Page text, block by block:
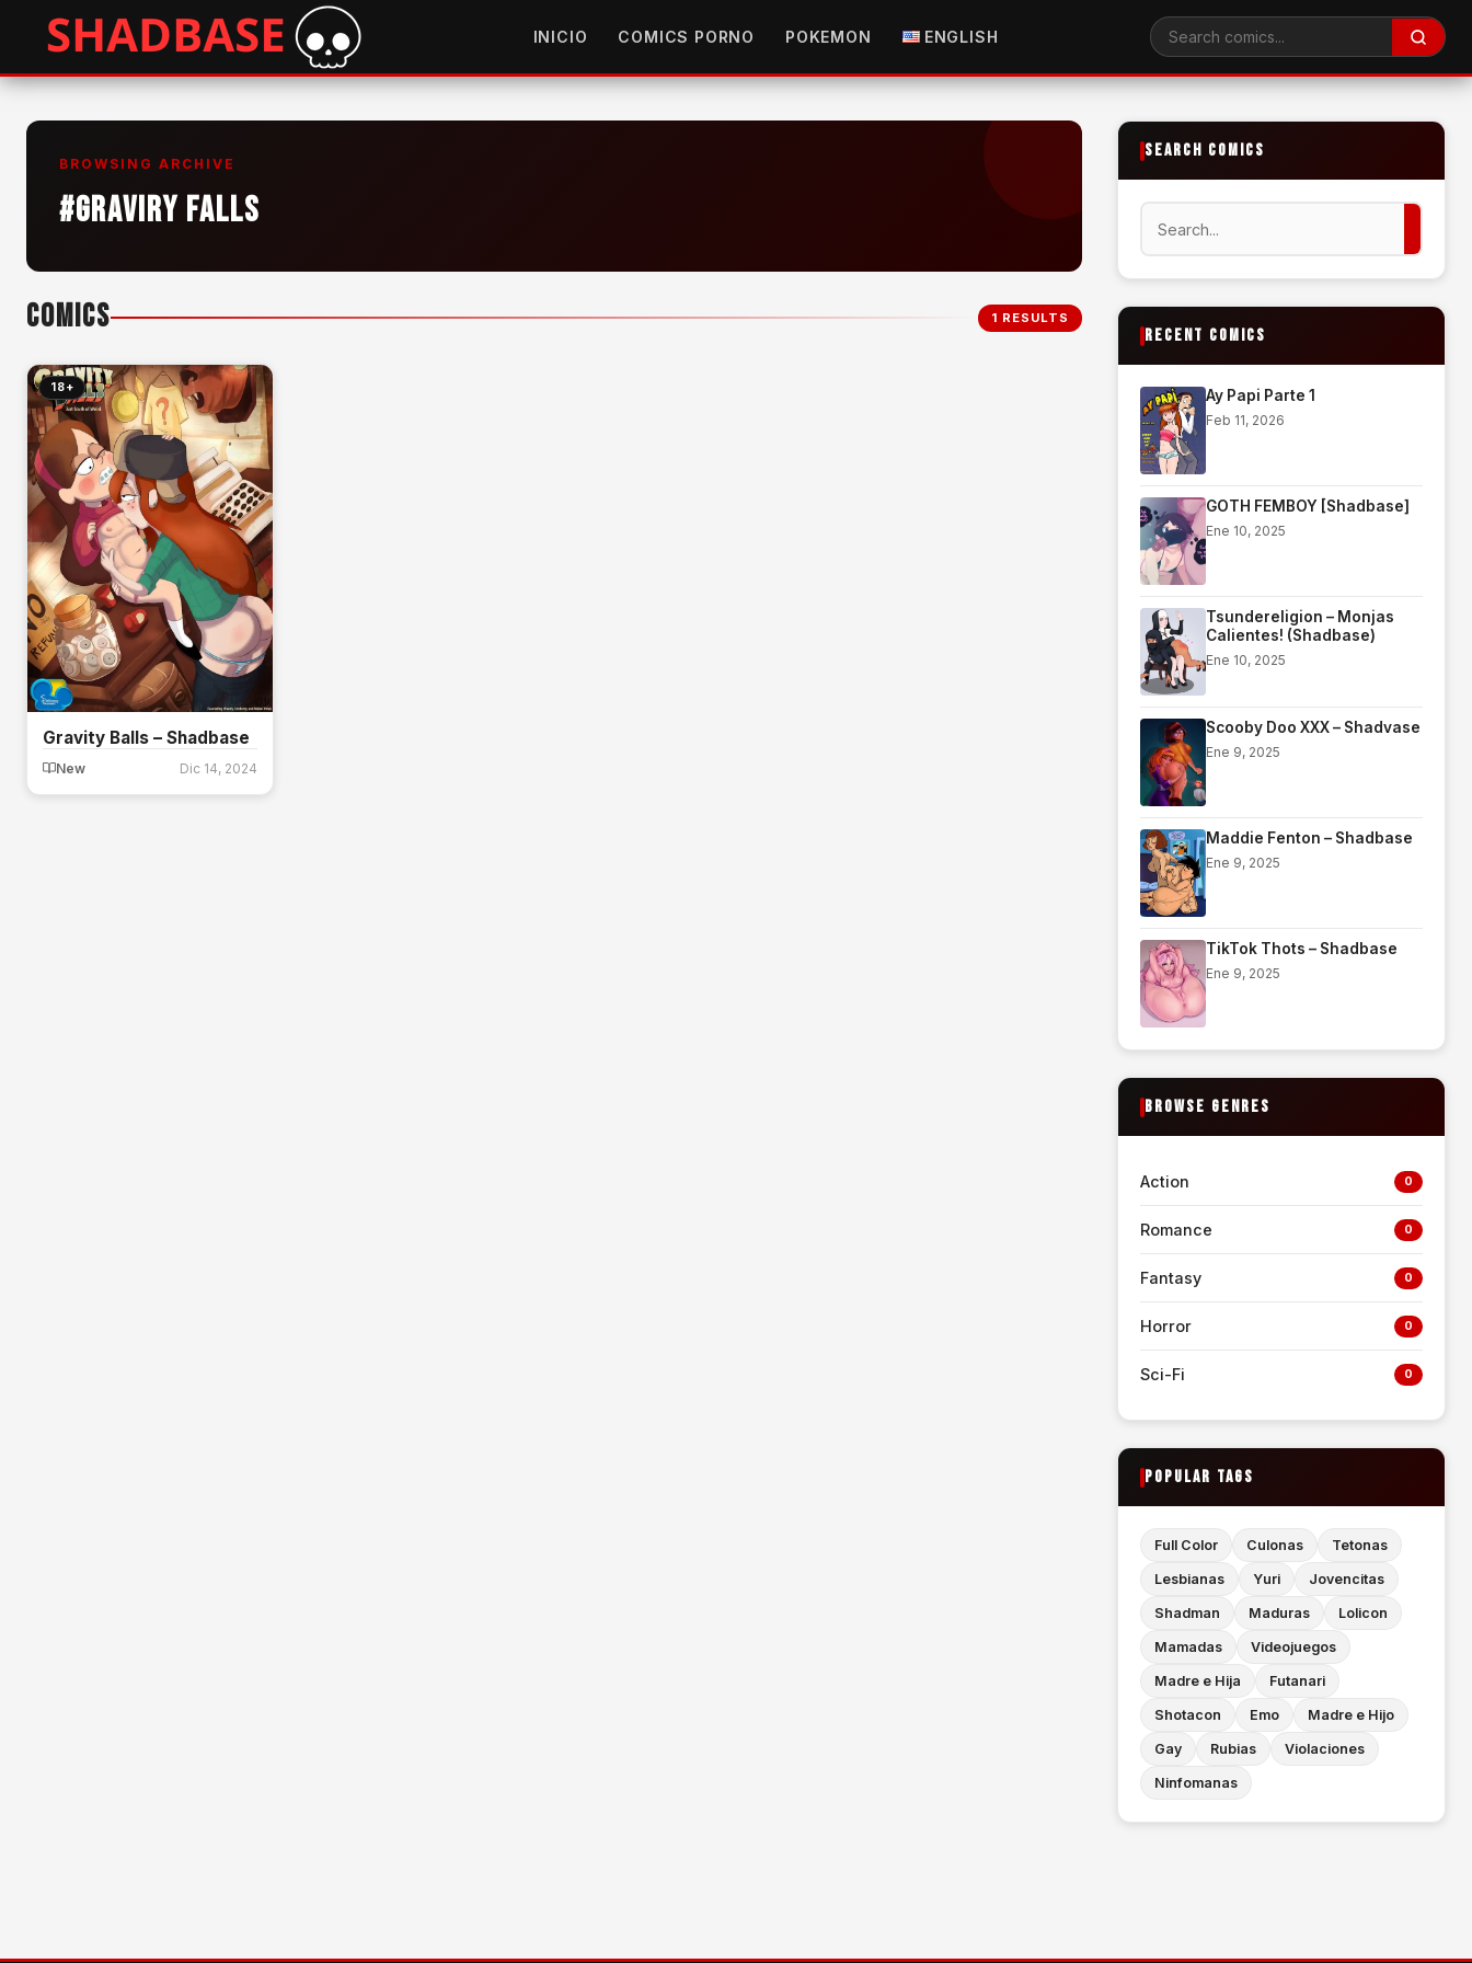
INICIO COMICS PORNO POKEMON ENGLISH
Search comics
BROWSING ARCHIVE
#GRAVIRY FALLS
COMICS 1 RESULTS
18+
Gravity Balls – Shadbase
New Dic 14, 2024
SEARCH COMICS
RECENT COMICS
Ay Papi Parte 1
Feb 11, 2026
GOTH FEMBOY [Shadbase]
Ene 10, 2025
Tsundereligion – Monjas
Calientes! (Shadbase)
Ene 10, 2025
Scooby Doo XXX – Shadvase
Ene 9, 2025
Maddie Fenton – Shadbase
Ene 9, 2025
TikTok Thots – Shadbase
Ene 9, 2025
BROWSE GENRES
Action 0
Romance 0
Fantasy 0
Horror 0
Sci-Fi 0
POPULAR TAGS
Full Color Culonas Tetonas
Lesbianas Yuri Jovencitas
Shadman Maduras Lolicon
Mamadas Videojuegos
Madre e Hija Futanari
Shotacon Emo Madre e Hijo
Gay Rubias Violaciones
Ninfomanas